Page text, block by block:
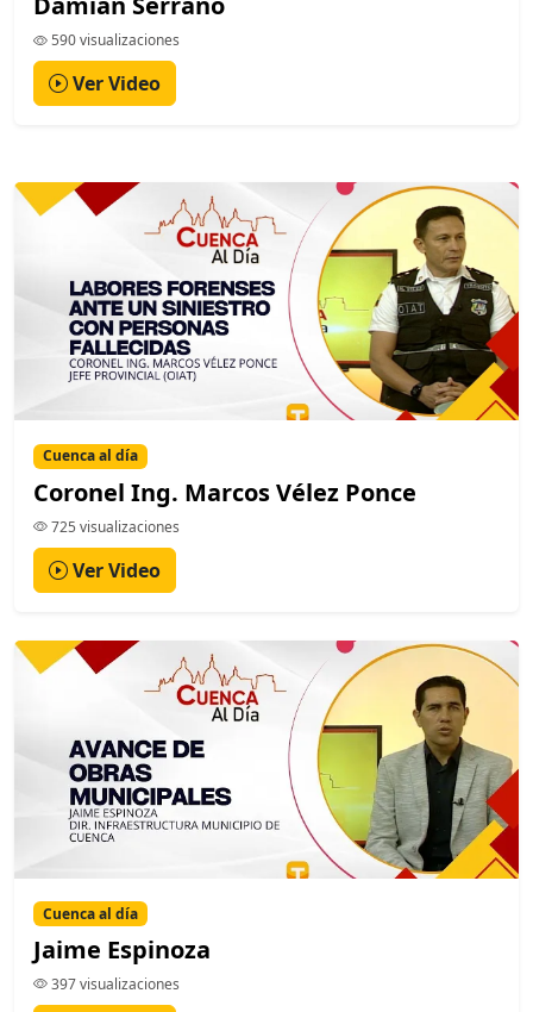
590 visualizaciones
Ver Video
Cuenca al día
Coronel Ing. Marcos Vélez Ponce
725 visualizaciones
Ver Video
Cuenca al día
Jaime Espinoza
397 visualizaciones